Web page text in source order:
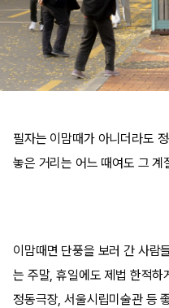
필자는 이맘때가 아니더라도
놓은 거리는 어느 때여도 그
이맘때면 단풍을 보러 간 사람
는 주말, 휴일에도 제법 한적
정동극장, 서울시립미술관 등